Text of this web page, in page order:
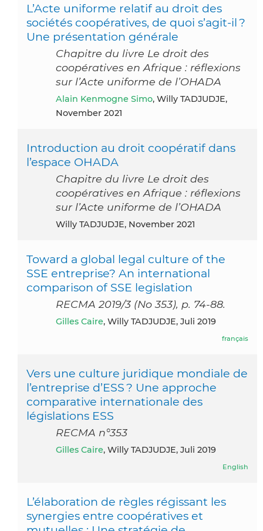
L’Acte uniforme relatif au droit des
sociétés coopératives, de quoi s’agit-il ?
Une présentation générale
Chapitre du livre Le droit des
coopératives en Afrique : réflexions
sur l’Acte uniforme de l’OHADA
Alain Kenmogne Simo, Willy TADJUDJE,
November 2021
Introduction au droit coopératif dans
l’espace OHADA
Chapitre du livre Le droit des
coopératives en Afrique : réflexions
sur l’Acte uniforme de l’OHADA
Willy TADJUDJE, November 2021
Toward a global legal culture of the
SSE entreprise? An international
comparison of SSE legislation
RECMA 2019/3 (No 353), p. 74-88.
Gilles Caire, Willy TADJUDJE, Juli 2019
français
Vers une culture juridique mondiale de
l’entreprise d’ESS ? Une approche
comparative internationale des
législations ESS
RECMA n°353
Gilles Caire, Willy TADJUDJE, Juli 2019
English
L’élaboration de règles régissant les
synergies entre coopératives et